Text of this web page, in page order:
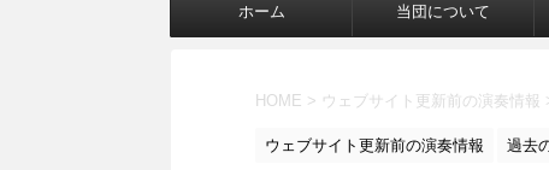
ホーム 当団について
HOME > ウェブサイト更新前の演奏情報
ウェブサイト更新前の演奏情報 過去